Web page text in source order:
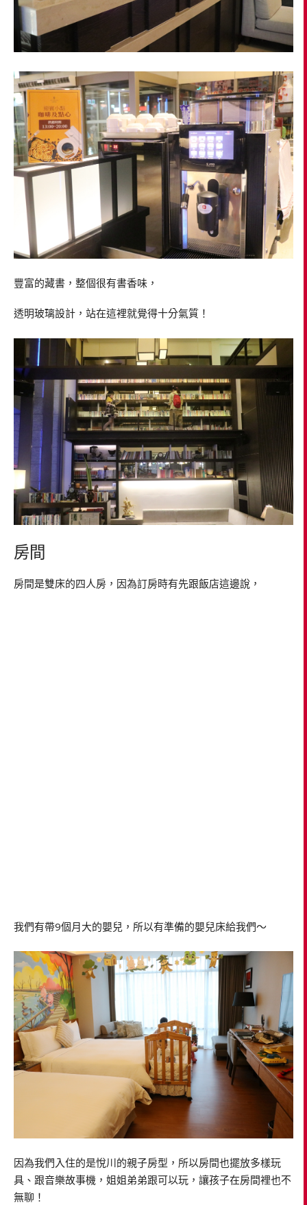
豐富的藏書，整個很有書香味，
透明玻璃設計，站在這裡就覺得十分氣質！
房間
房間是雙床的四人房，因為訂房時有先跟飯店這邊說，
我們有帶9個月大的嬰兒，所以有準備的嬰兒床給我們～
因為我們入住的是悅川的親子房型，所以房間也擺放多樣玩
具、跟音樂故事機，姐姐弟弟跟可以玩，讓孩子在房間裡也不
無聊！